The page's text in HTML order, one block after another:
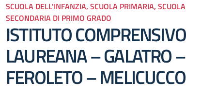
SCUOLA DELL'INFANZIA, SCUOLA PRIMARIA, SCUOLA
SECONDARIA DI PRIMO GRADO
ISTITUTO COMPRENSIVO
LAUREANA – GALATRO –
FEROLETO – MELICUCCO